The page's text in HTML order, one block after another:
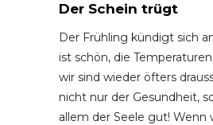
Der Schein trügt
Der Frühling kündigt sich
ist schön, die
wir sind wieder öfters
nicht nur der Gesundheit,
allem der Seele gut! Wenn